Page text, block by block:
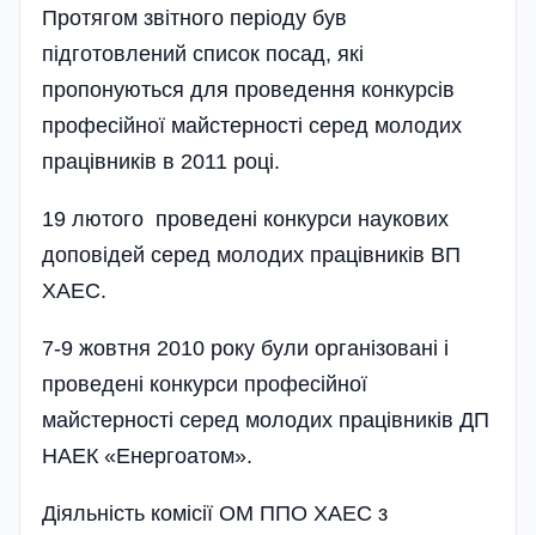
Протягом звітного періоду був
підготовлений список посад, які
пропонуються для проведення конкурсів
професійної майстерності серед молодих
працівників в 2011 році.
19 лютого проведені конкурси наукових
доповідей серед молодих працівників ВП
ХАЕС.
7-9 жовтня 2010 року були організовані і
проведені конкурси професійної
майстерності серед молодих працівників ДП
НАЕК «Енергоатом».
Діяльність комісії ОМ ППО ХАЕС з